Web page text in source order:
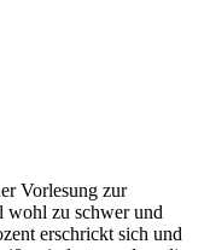
Vorlesung zur
wohl zu schwer und
erschrickt sich und